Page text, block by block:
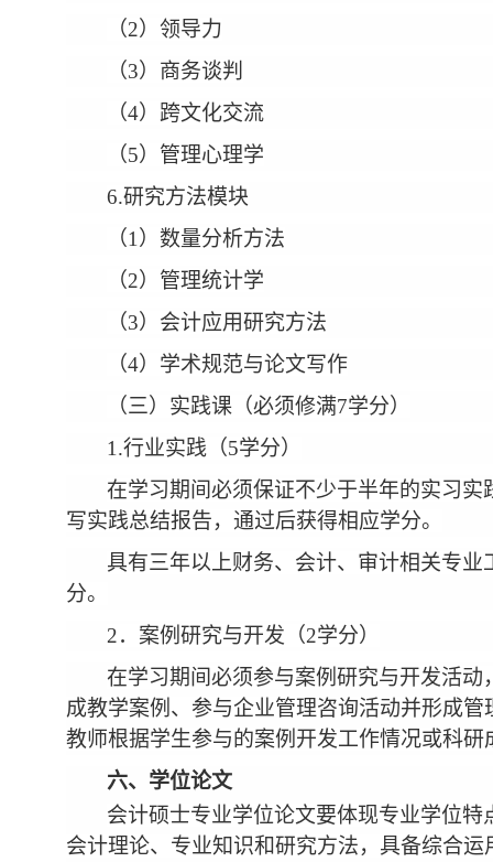
（2）领导力
（3）商务谈判
（4）跨文化交流
（5）管理心理学
6.研究方法模块
（1）数量分析方法
（2）管理统计学
（3）会计应用研究方法
（4）学术规范与论文写作
（三）实践课（必须修满7学分）
1.行业实践（5学分）
在学习期间必须保证不少于半年的实习
写实践总结报告，通过后获得相应学分。
具有三年以上财务、会计、审计相关专
分。
2．案例研究与开发（2学分）
在学习期间必须参与案例研究与开发活
成教学案例、参与企业管理咨询活动并形成
教师根据学生参与的案例开发工作情况或科
六、学位论文
会计硕士专业学位论文要体现专业学位
会计理论、专业知识和研究方法，具备综合